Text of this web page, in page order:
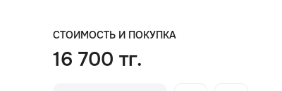
СТОИМОСТЬ И ПОКУПКА
16 700 тг.